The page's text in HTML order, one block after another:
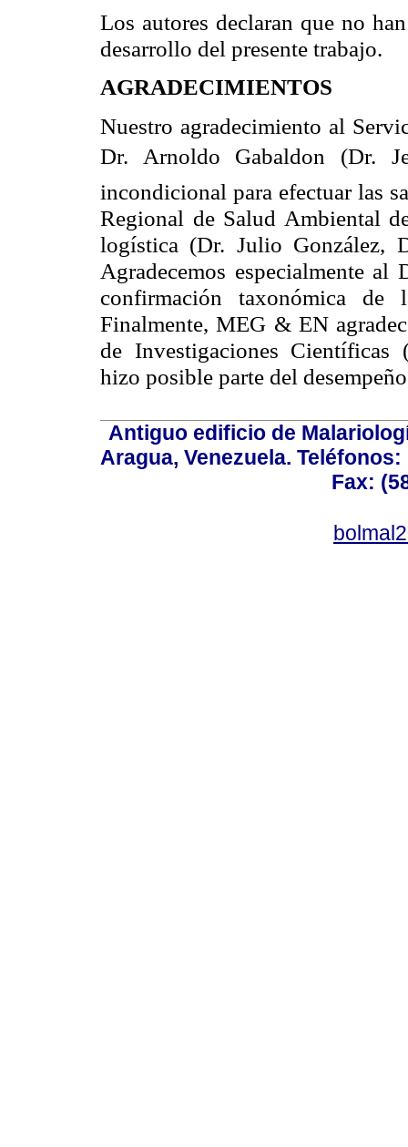
Los autores declaran que no
desarrollo del presente trabajo.
AGRADECIMIENTOS
Nuestro agradecimiento al
Dr. Arnoldo Gabaldon
incondicional para efectuar las
Regional de Salud Ambiental
logística (Dr. Julio González,
Agradecemos especialmente
confirmación taxonómica de
Finalmente, MEG & EN
de Investigaciones
hizo posible parte del
Antiguo edificio de
Aragua, Venezuela. Teléfonos:
Fax: